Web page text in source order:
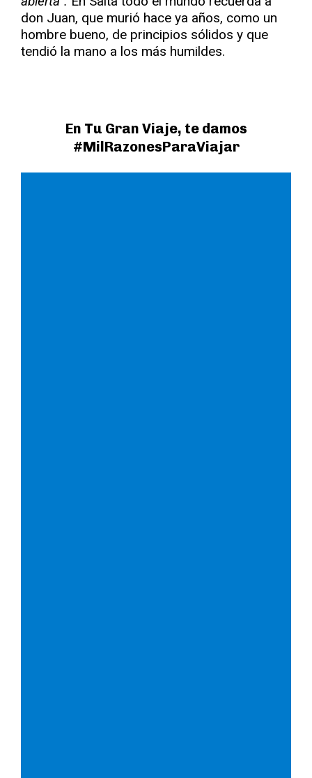
don Juan, que murió hace ya años, como un
hombre bueno, de principios sólidos y que
tendió la mano a los más humildes.
En Tu Gran Viaje, te damos
#MilRazonesParaViajar